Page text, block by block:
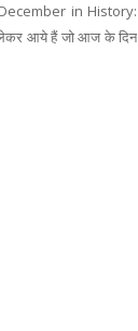
in History:
लेकर आये हैं जो आज के दिन